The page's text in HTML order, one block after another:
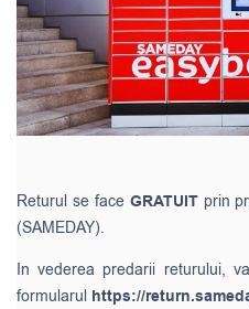
Returul se face GRATUIT prin
(SAMEDAY).
In vederea predarii returului,
formularul https://